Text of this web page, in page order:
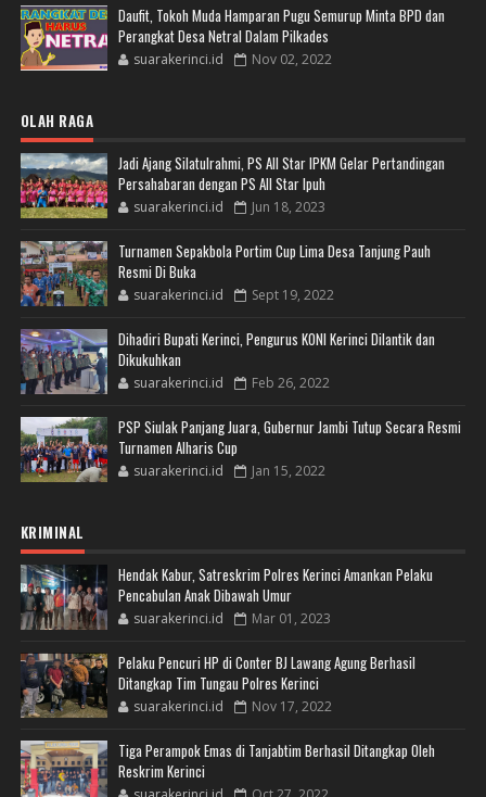
Daufit, Tokoh Muda Hamparan Pugu Semurup Minta BPD dan
Perangkat Desa Netral Dalam Pilkades
suarakerinci.id Nov 02, 2022
OLAH RAGA
Jadi Ajang Silatulrahmi, PS All Star IPKM Gelar Pertandingan
Persahabaran dengan PS All Star Ipuh
suarakerinci.id Jun 18, 2023
Turnamen Sepakbola Portim Cup Lima Desa Tanjung Pauh
Resmi Di Buka
suarakerinci.id Sept 19, 2022
Dihadiri Bupati Kerinci, Pengurus KONI Kerinci Dilantik dan
Dikukuhkan
suarakerinci.id Feb 26, 2022
PSP Siulak Panjang Juara, Gubernur Jambi Tutup Secara Resmi
Turnamen Alharis Cup
suarakerinci.id Jan 15, 2022
KRIMINAL
Hendak Kabur, Satreskrim Polres Kerinci Amankan Pelaku
Pencabulan Anak Dibawah Umur
suarakerinci.id Mar 01, 2023
Pelaku Pencuri HP di Conter BJ Lawang Agung Berhasil
Ditangkap Tim Tungau Polres Kerinci
suarakerinci.id Nov 17, 2022
Tiga Perampok Emas di Tanjabtim Berhasil Ditangkap Oleh
Reskrim Kerinci